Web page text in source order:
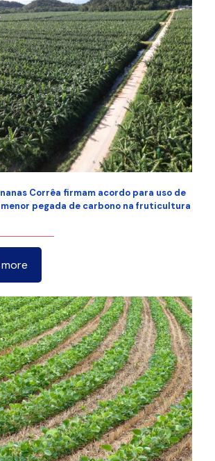
Corrêa firmam acordo para uso de
pegada de carbono na fruticultura